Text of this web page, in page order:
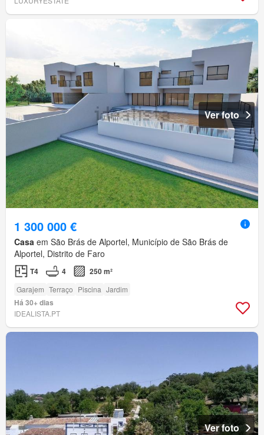
Ver foto
1 300 000 €
Casa em São Brás de Alportel, Município de São Brás de
Alportel, Distrito de Faro
T4 4 250 m²
Garajem Terraço Piscina Jardim
Há 30+ dias
IDEALISTA.PT
Ver foto